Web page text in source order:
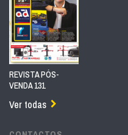
REVISTA PÓS-
VENDA 131
Ver todas